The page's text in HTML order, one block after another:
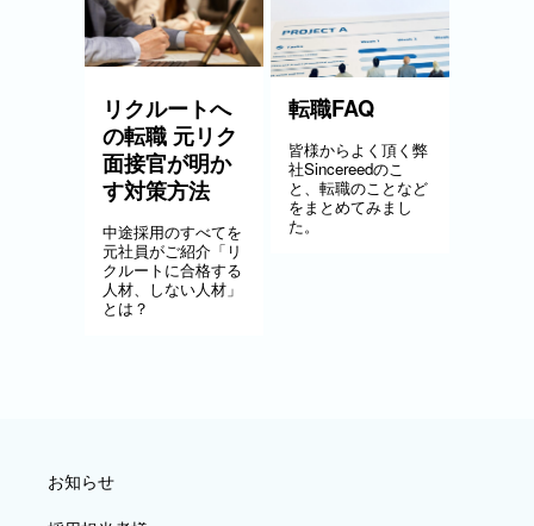
リクルートへ
の転職 元リク
面接官が明か
す対策方法
中途採用のすべてを
元社員がご紹介「リ
クルートに合格する
人材、しない人材」
とは？
転職FAQ
皆様からよく頂く弊
社Sincereedのこ
と、転職のことなど
をまとめてみまし
た。
お知らせ